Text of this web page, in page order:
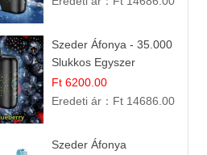
Szeder Áfonya - 35.000
Slukkos Egyszer
Használatos E-cigaretta
| Prémium Ízélmény
Ft 6200.00
Eredeti ár： Ft 14686.00
Szeder Áfonya